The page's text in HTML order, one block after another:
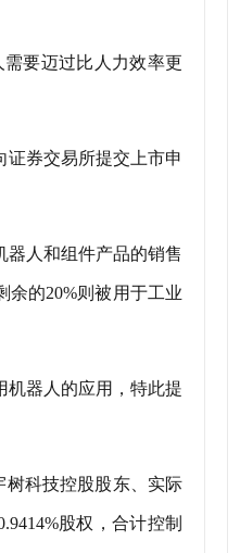
要迈过比人力效率更
证券交易所提交上市申
器人和组件产品的销售
余的20%则被用于工业
机器人的应用，特此提
树科技控股股东、实际
股权，合计控制